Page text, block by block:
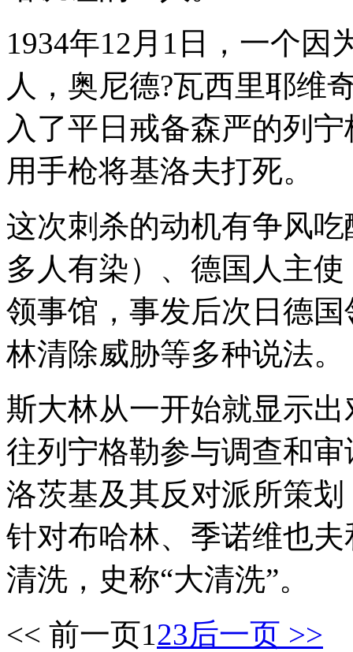
1934年12月1日，一个因
人，奥尼德?瓦西里耶维
入了平日戒备森严的列
用手枪将基洛夫打死。
这次刺杀的动机有争风
多人有染）、德国人主
领事馆，事发后次日德
林清除威胁等多种说法。
斯大林从一开始就显示
往列宁格勒参与调查和
洛茨基及其反对派所策
针对布哈林、季诺维也
清洗，史称“大清洗”。
<< 前一页123后一页 >>